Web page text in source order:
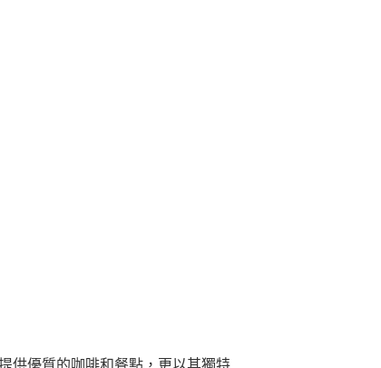
供優質的咖啡和餐點，更以其獨特